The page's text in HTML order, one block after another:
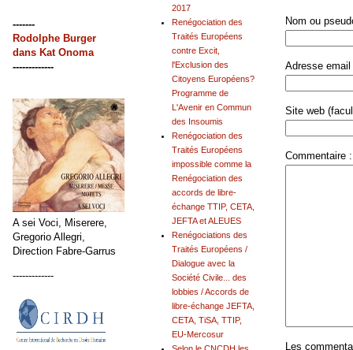
Nom ou
Adresse email
Site web
Commentaire :
Les
2017
Renégociation des
Traités Européens
contre Excit,
l'Exclusion des
Citoyens Européens?
Programme de
L'Avenir en Commun
des Insoumis
Renégociation des
Traités Européens
impossible comme la
Renégociation des
accords de libre-
échange TTIP, CETA,
JEFTA et ALEUES
Renégociations des
Traités Européens /
Dialogue avec la
Société Civile... des
lobbies / Accords de
libre-échange JEFTA,
CETA, TiSA, TTIP,
EU-Mercosur
-------
Rodolphe Burger
dans Kat Onoma
-------------
A sei Voci, Miserere,
Gregorio Allegri,
Direction Fabre-Garrus
-------------